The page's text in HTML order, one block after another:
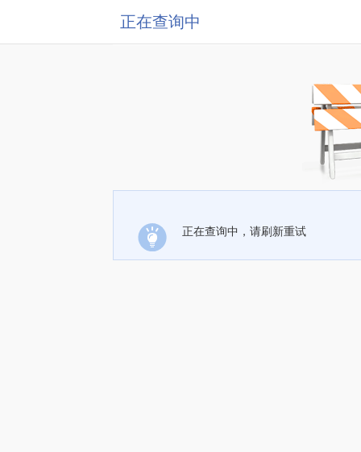
正在查询中
正在查询中，请刷新重试